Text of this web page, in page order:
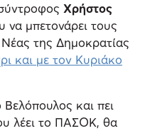
Χρήστος
να μπετονάρει τους
της Δημοκρατίας
και με τον Κυριάκο
και πει
λέει το ΠΑΣΟΚ, θα